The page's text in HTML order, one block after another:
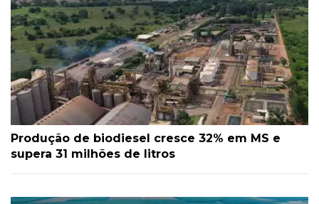
Produção de biodiesel cresce 32% em MS e
supera 31 milhões de litros